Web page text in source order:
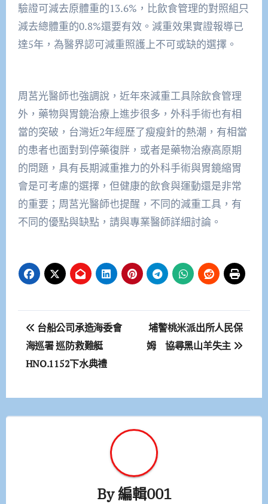
驗證可減去原體重的13.6%，比飲食管理的對照組只
減去總體重的0.8%還要有效。減重效果實證報導已
達5年，為醫界認可減重照護上不可或缺的選擇。
周莒光醫師也強調說，近年來減重工具除飲食管理
外，藥物與胃鏡治療上進步很多，外科手術也有相
當的突破，台灣近2年經歷了瘦瘦針的熱潮，有相當
的患者也面對到停藥復胖，或者是藥物治療高原期
的問題，具有長期減重推力的外科手術與胃鏡縮胃
會是可考慮的選擇，但健康的飲食與運動還是非常
的重要；周莒光醫師也提醒，不同的減重工具，有
不同的優點與缺點，請與專業醫師詳細討論。
文
章
導
覽
台船公司承造海委會
海巡署 巡防救難艇
HNO.1152下水典禮
埔警桃米派出所人民保
姆 協尋黑山羊失主
By編輯001